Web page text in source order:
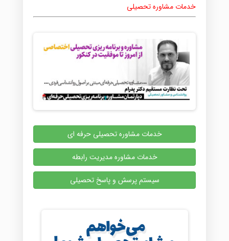
خدمات مشاوره تحصیلی
خدمات مشاوره تحصیلی حرفه ای
خدمات مشاوره مدیریت رابطه
سیستم پرسش و پاسخ تحصیلی